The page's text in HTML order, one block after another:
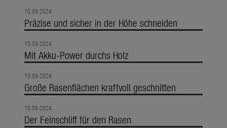
10.09.2024
Präzise und sicher in der Höhe schneiden
10.09.2024
Mit Akku-Power durchs Holz
10.09.2024
Große Rasenflächen kraftvoll geschnitten
10.09.2024
Der Feinschliff für den Rasen